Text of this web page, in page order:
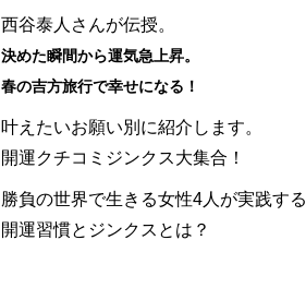
西谷泰人さんが伝授。
決めた瞬間から運気急上昇。
春の吉方旅行で幸せになる！
叶えたいお願い別に紹介します。
開運クチコミジンクス大集合！
勝負の世界で生きる女性4人が実践する
開運習慣とジンクスとは？